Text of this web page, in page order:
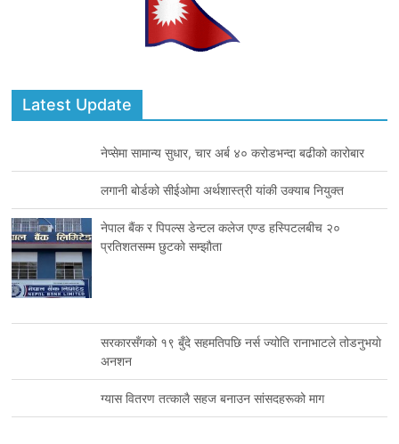
Latest Update
नेप्सेमा सामान्य सुधार, चार अर्ब ४० करोडभन्दा बढीको कारोबार
लगानी बोर्डको सीईओमा अर्थशास्त्री यांकी उक्याब नियुक्त
नेपाल बैंक र पिपल्स डेन्टल कलेज एण्ड हस्पिटलबीच २०
प्रतिशतसम्म छुटकाे सम्झाैता
सरकारसँगको १९ बुँदे सहमतिपछि नर्स ज्योति रानाभाटले तोडनुभयाे
अनशन
ग्यास वितरण तत्कालै सहज बनाउन सांसदहरूको माग